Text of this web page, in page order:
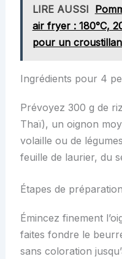
LIRE AUSSI
air fryer : 180°C,
pour un
Ingrédients pour 4
Prévoyez 300 g de
Thaï), un oignon
volaille ou de
feuille de laurier, du
Étapes de préparation
Émincez finement
faites fondre le
sans coloration